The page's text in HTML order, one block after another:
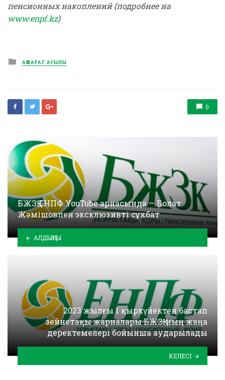
пенсионных накоплений (подробнее на
www.enpf.kz)
Posted
in
АҚПАРАТ АҒЫНЫ
0
БЖЗҚ ЕНПФ YouTube арнасында — Болат
Жәмішовпен эксклюзивті сұхбат
АЛДЫҢҒЫ
2023 жылғы 1 қыркүйектен бастап
зейнетақы жарналары БЖЗҚ-ның жаңа
деректемелері бойынша аударылады
КЕЛЕСІ